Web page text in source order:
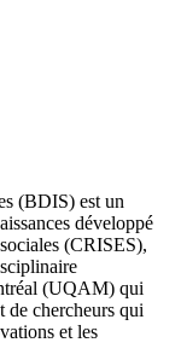
(BDIS) est un
développé
(CRISES),
(UQAM) qui
de chercheurs qui
et les